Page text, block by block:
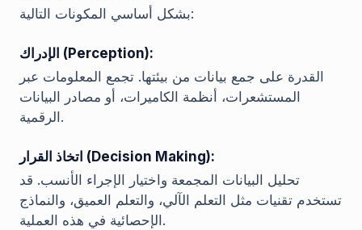
بشكل أساسي المكونات التالية:
الإدراك (Perception):
القدرة على جمع بيانات من بيئتها. تجمع المعلومات عبر
المستشعرات، أنظمة الكاميرات، أو مصادر البيانات
الرقمية.
اتخاذ القرار (Decision Making):
تحليل البيانات المجمعة واختيار الإجراء الأنسب. قد
تستخدم تقنيات مثل التعلم الآلي، والتعلم العميق، والنماذج
الإحصائية في هذه العملية.